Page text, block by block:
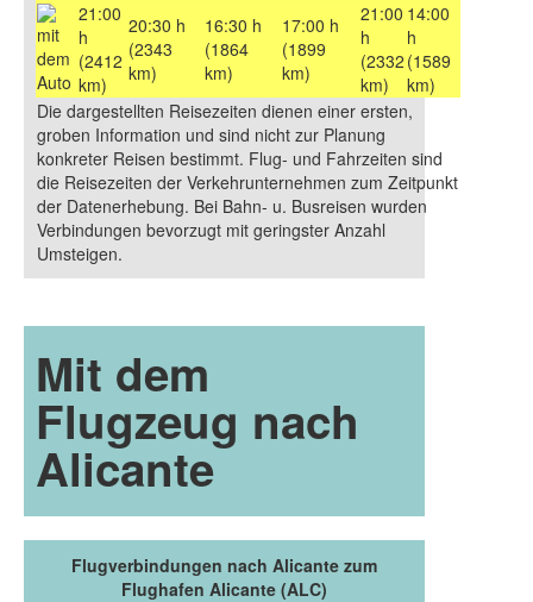
21:00
h
(2412
km)
20:30 h
(2343
km)
16:30 h
(1864
km)
17:00 h
(1899
km)
21:00
h
(2332
km)
14:00
h
(1589
km)
Die dargestellten Reisezeiten dienen einer ersten,
groben Information und sind nicht zur Planung
konkreter Reisen bestimmt. Flug- und Fahrzeiten sind
die Reisezeiten der Verkehrunternehmen zum Zeitpunkt
der Datenerhebung. Bei Bahn- u. Busreisen wurden
Verbindungen bevorzugt mit geringster Anzahl
Umsteigen.
Mit dem
Flugzeug nach
Alicante
Flugverbindungen nach Alicante zum
Flughafen Alicante (ALC)